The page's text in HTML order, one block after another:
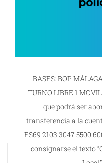
BASES: BOP
TURNO LIBRE 1
que podrá ser
transferencia a la
ES69 2103 3047 5500
consignarse el texto